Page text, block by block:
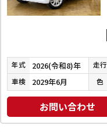
年式 2026(令和8)年 走行
車検 2029年6月 色
お問い合わせ